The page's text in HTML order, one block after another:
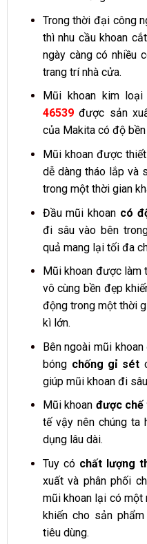
Trong thời đại công
thì nhu cầu khoan
ngày càng có nhiều
trang trí nhà cửa.
Mũi khoan kim
46539được sản
của Makita có độ
Mũi khoan được
dễ dàng tháo lắp và
trong một thời gian
Đầu mũi khoan có
đi sâu vào bên
quả mang lại tối đa
Mũi khoan được
vô cùng bền đẹp
động trong một thời
kì lớn.
Bên ngoài mũi
bóng chống gỉ sét
giúp mũi khoan đi
Mũi khoan được
tế vậy nên chúng ta
dụng lâu dài.
Tuy có chất lượng
xuất và phân phối
mũi khoan lại có một
khiến cho sản
tiêu dùng.